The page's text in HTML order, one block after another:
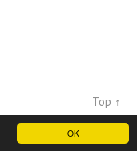
OK
Top ↑